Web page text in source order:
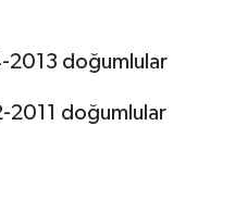
2013 doğumlular
2011 doğumlular